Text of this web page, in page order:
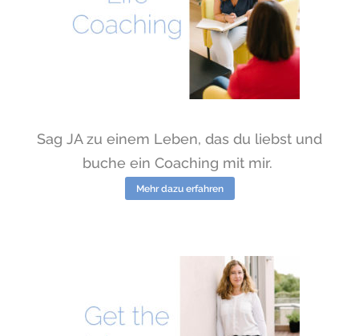
Sag JA zu einem Leben, das du liebst und
buche ein Coaching mit mir.
Mehr dazu erfahren